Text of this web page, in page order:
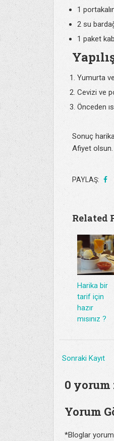
1
2 su
1 paket
Yumurta
Cevizi ve
Önceden
Sonuç
Afiyet olsun.
PAYLAŞ:
Related
Harika bir
tarif için
hazır
mısınız ?
Sonraki Kayıt
0 yorum
Yorum
*Bloglar